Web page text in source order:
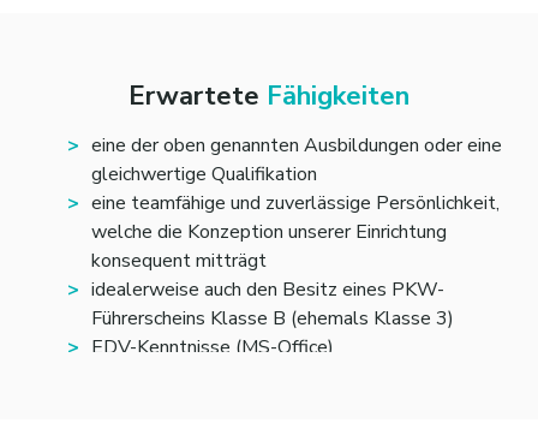
Erwartete Fähigkeiten
eine der oben genannten Ausbildungen oder eine
gleichwertige Qualifikation
eine teamfähige und zuverlässige Persönlichkeit,
welche die Konzeption unserer Einrichtung
konsequent mitträgt
idealerweise auch den Besitz eines PKW-
Führerscheins Klasse B (ehemals Klasse 3)
EDV-Kenntnisse (MS-Office)